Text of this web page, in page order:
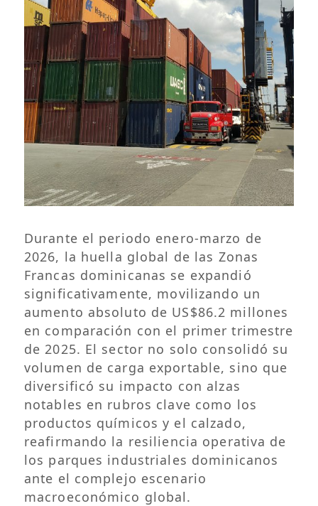
Durante el periodo enero-marzo de
2026, la huella global de las Zonas
Francas dominicanas se expandió
significativamente, movilizando un
aumento absoluto de US$86.2 millones
en comparación con el primer trimestre
de 2025. El sector no solo consolidó su
volumen de carga exportable, sino que
diversificó su impacto con alzas
notables en rubros clave como los
productos químicos y el calzado,
reafirmando la resiliencia operativa de
los parques industriales dominicanos
ante el complejo escenario
macroeconómico global.